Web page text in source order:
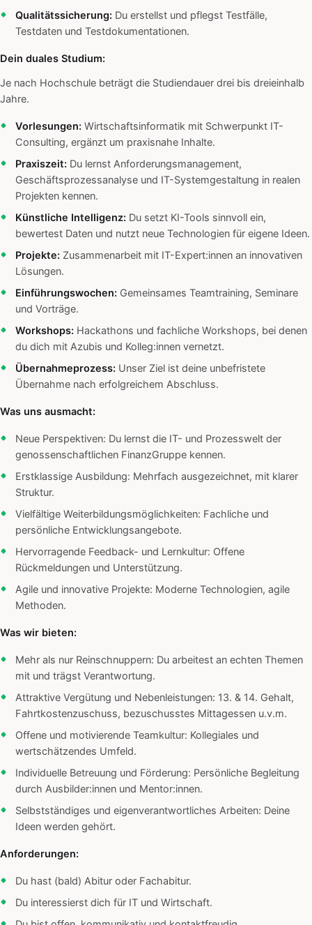
Qualitätssicherung: Du erstellst und pflegst Testfälle,
Testdaten und Testdokumentationen.
Dein duales Studium:
Je nach Hochschule beträgt die Studiendauer drei bis dreieinhalb
Jahre.
Vorlesungen: Wirtschaftsinformatik mit Schwerpunkt IT-
Consulting, ergänzt um praxisnahe Inhalte.
Praxiszeit: Du lernst Anforderungsmanagement,
Geschäftsprozessanalyse und IT-Systemgestaltung in realen
Projekten kennen.
Künstliche Intelligenz: Du setzt KI-Tools sinnvoll ein,
bewertest Daten und nutzt neue Technologien für eigene Ideen.
Projekte: Zusammenarbeit mit IT-Expert:innen an innovativen
Lösungen.
Einführungswochen: Gemeinsames Teamtraining, Seminare
und Vorträge.
Workshops: Hackathons und fachliche Workshops, bei denen
du dich mit Azubis und Kolleg:innen vernetzt.
Übernahmeprozess: Unser Ziel ist deine unbefristete
Übernahme nach erfolgreichem Abschluss.
Was uns ausmacht:
Neue Perspektiven: Du lernst die IT- und Prozesswelt der
genossenschaftlichen FinanzGruppe kennen.
Erstklassige Ausbildung: Mehrfach ausgezeichnet, mit klarer
Struktur.
Vielfältige Weiterbildungsmöglichkeiten: Fachliche und
persönliche Entwicklungsangebote.
Hervorragende Feedback- und Lernkultur: Offene
Rückmeldungen und Unterstützung.
Agile und innovative Projekte: Moderne Technologien, agile
Methoden.
Was wir bieten:
Mehr als nur Reinschnuppern: Du arbeitest an echten Themen
mit und trägst Verantwortung.
Attraktive Vergütung und Nebenleistungen: 13. & 14. Gehalt,
Fahrtkostenzuschuss, bezuschusstes Mittagessen u.v.m.
Offene und motivierende Teamkultur: Kollegiales und
wertschätzendes Umfeld.
Individuelle Betreuung und Förderung: Persönliche Begleitung
durch Ausbilder:innen und Mentor:innen.
Selbstständiges und eigenverantwortliches Arbeiten: Deine
Ideen werden gehört.
Anforderungen:
Du hast (bald) Abitur oder Fachabitur.
Du interessierst dich für IT und Wirtschaft.